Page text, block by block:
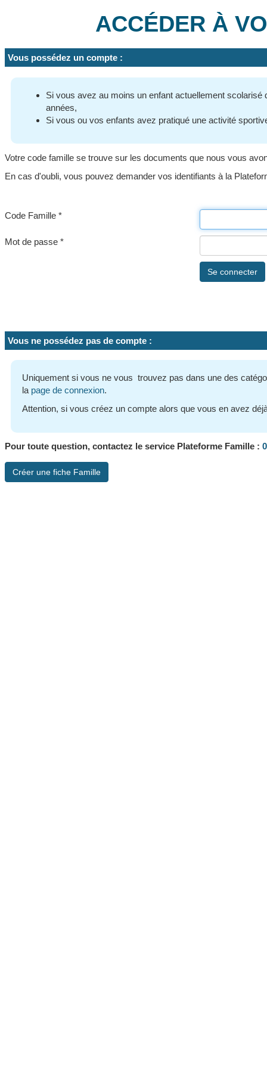
ACCÉDER À
Vous possédez un compte :
Si vous avez au moins un enfant actuellement
années,
Si vous ou vos enfants avez pratiqué une activité
Votre code famille se trouve sur les documents que nous vous
En cas d'oubli, vous pouvez demander vos identifiants à la
Code Famille *
Mot de passe *
Vous ne possédez pas de compte :
Uniquement si vous ne vous trouvez pas dans une des
la page de connexion.
Attention, si vous créez un compte alors que vous en avez
Pour toute question, contactez le service Plateforme Famille :
Créer une fiche Famille